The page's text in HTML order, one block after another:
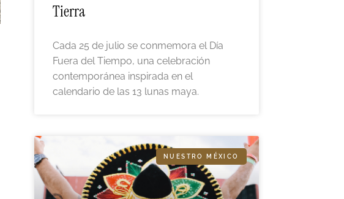
Tierra
Cada 25 de julio se conmemora el Día
Fuera del Tiempo, una celebración
contemporánea inspirada en el
calendario de las 13 lunas maya.
NUESTRO MÉXICO